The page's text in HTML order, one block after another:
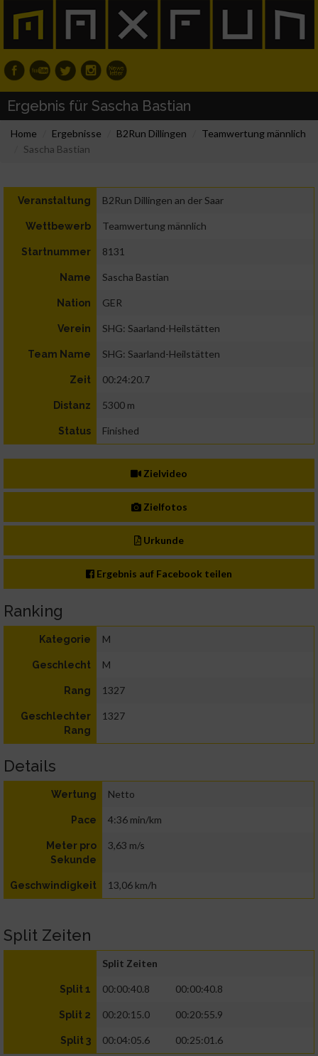
Ergebnis für Sascha Bastian
Home Ergebnisse B2Run Dillingen
Teamwertung männlich
Sascha Bastian
Veranstaltung B2Run Dillingen an der Saar
Wettbewerb Teamwertung männlich
Startnummer 8131
Name Sascha Bastian
Nation GER
Verein SHG: Saarland-Heilstätten
Team Name SHG: Saarland-Heilstätten
Zeit 00:24:20.7
Distanz 5300 m
Status Finished
Zielvideo
Zielfotos
Urkunde
Ergebnis auf Facebook teilen
Ranking
Kategorie M
Geschlecht M
Rang 1327
Geschlechter
Rang
1327
Details
Wertung Netto
Pace 4:36 min/km
Meter pro
Sekunde
3,63 m/s
Geschwindigkeit 13,06 km/h
Split Zeiten
Split Zeiten
Split 1 00:00:40.8 00:00:40.8
Split 2 00:20:15.0 00:20:55.9
Split 3 00:04:05.6 00:25:01.6